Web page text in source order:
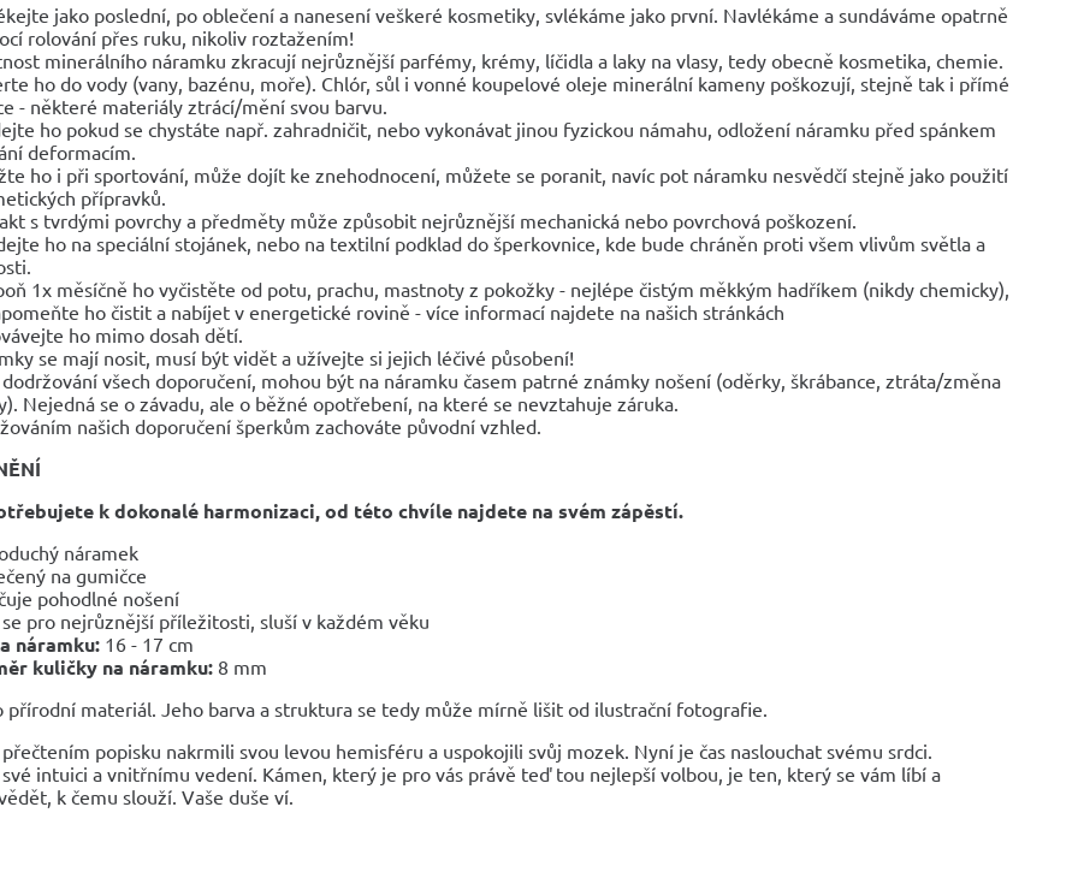
jako poslední, po oblečení a nanesení veškeré kosmetiky, svlékáme jako první. Navlékáme a sundáváme opatrně
rolování přes ruku, nikoliv roztažením!
minerálního náramku zkracují nejrůznější parfémy, krémy, líčidla a laky na vlasy, tedy obecně kosmetika, chemie.
ho do vody (vany, bazénu, moře). Chlór, sůl i vonné koupelové oleje minerální kameny poškozují, stejně tak i přímé
- některé materiály ztrácí/mění svou barvu.
ho pokud se chystáte např. zahradničit, nebo vykonávat jinou fyzickou námahu, odložení náramku před spánkem
deformacím.
ho i při sportování, může dojít ke znehodnocení, můžete se poranit, navíc pot náramku nesvědčí stejně jako použití
přípravků.
s tvrdými povrchy a předměty může způsobit nejrůznější mechanická nebo povrchová poškození.
ho na speciální stojánek, nebo na textilní podklad do šperkovnice, kde bude chráněn proti všem vlivům světla a
1x měsíčně ho vyčistěte od potu, prachu, mastnoty z pokožky - nejlépe čistým měkkým hadříkem (nikdy chemicky),
ho čistit a nabíjet v energetické rovině - více informací najdete na našich stránkách
ho mimo dosah dětí.
se mají nosit, musí být vidět a užívejte si jejich léčivé působení!
všech doporučení, mohou být na náramku časem patrné známky nošení (oděrky, škrábance, ztráta/změna
Nejedná se o závadu, ale o běžné opotřebení, na které se nevztahuje záruka.
našich doporučení šperkům zachováte původní vzhled.
k dokonalé harmonizaci, od této chvíle najdete na svém zápěstí.
náramek
na gumičce
pohodlné nošení
pro nejrůznější příležitosti, sluší v každém věku
náramku: 16 - 17 cm
kuličky na náramku: 8 mm
přírodní materiál. Jeho barva a struktura se tedy může mírně lišit od ilustrační fotografie.
popisku nakrmili svou levou hemisféru a uspokojili svůj mozek. Nyní je čas naslouchat svému srdci.
intuici a vnitřnímu vedení. Kámen, který je pro vás právě teď tou nejlepší volbou, je ten, který se vám líbí a
k čemu slouží. Vaše duše ví.